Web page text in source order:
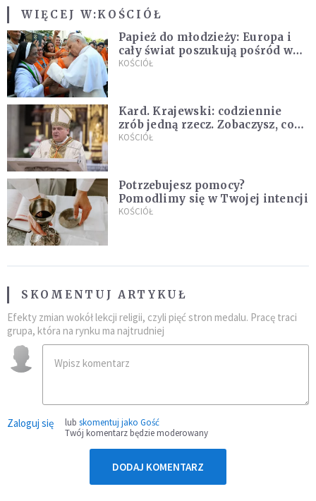
WIĘCEJ W:KOŚCIÓŁ
Papież do młodzieży: Europa i
cały świat poszukują pośród was
nowych świętych
KOŚCIÓŁ
Kard. Krajewski: codziennie
zrób jedną rzecz. Zobaczysz, co
stanie się z twoim życiem
KOŚCIÓŁ
Potrzebujesz pomocy?
Pomodlimy się w Twojej intencji
KOŚCIÓŁ
SKOMENTUJ ARTYKUŁ
Efekty zmian wokół lekcji religii, czyli pięć stron medalu. Pracę traci
grupa, która na rynku ma najtrudniej
Zaloguj się lub skomentuj jako Gość
Twój komentarz będzie moderowany
DODAJ KOMENTARZ